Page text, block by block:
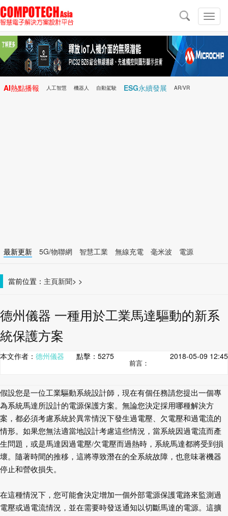
切
換
導
導
航
AI熱點播報 人工智慧 機器人 自動駕駛 ESG永續發展 AR/VR
最新更新 5G/物聯網 智慧工業 無線充電 毫米波
電源
當前位置： 主頁 >
新聞 >
德州儀器 一種用於工業馬達驅動的新系
統保護方案
本文作者： 德州儀器 點擊： 5275 2018-05-09 12:45
前言：
假設您是一位工業驅動系統設計師，現在有個任務請您提出一個專
為系統馬達所設計的電源保護方案。無論您決定採用哪種解決方
案，都必須考慮系統於異常情況下發生過電壓、欠電壓和過電流的
情形。如果您無法適當地設計考慮這些情況，當系統因過電流而產
生問題，或是馬達因過電壓/欠電壓而過熱時，系統馬達都將受到損
壞。隨著時間的推移，這將導致潛在的全系統故障，也意味著機器
停止和營收損失。
在這種情況下，您可能會決定增加一個外部電源保護電路來監測過
電壓或過電流情況，並在需要時發送通知以切斷馬達的電源。這擴